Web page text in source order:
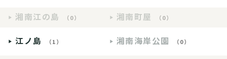
湘南江の島 （0） 湘南町屋 （0）
江ノ島 （1） 湘南海岸公園 （0）